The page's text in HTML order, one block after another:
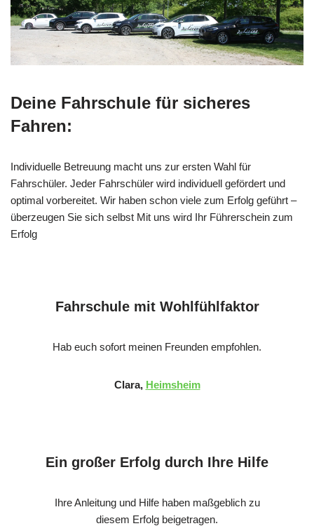
Deine Fahrschule für sicheres
Fahren:
Individuelle Betreuung macht uns zur ersten Wahl für
Fahrschüler. Jeder Fahrschüler wird individuell gefördert und
optimal vorbereitet. Wir haben schon viele zum Erfolg geführt –
überzeugen Sie sich selbst Mit uns wird Ihr Führerschein zum
Erfolg
Fahrschule mit Wohlfühlfaktor
Hab euch sofort meinen Freunden empfohlen.
Clara, Heimsheim
Ein großer Erfolg durch Ihre Hilfe
Ihre Anleitung und Hilfe haben maßgeblich zu
diesem Erfolg beigetragen.